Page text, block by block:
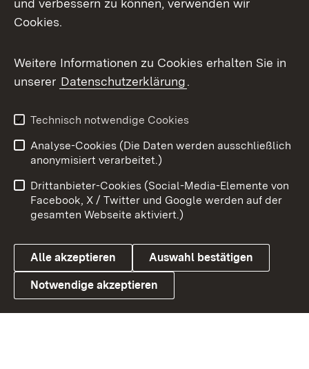
Facebook
X / Twitter
Youtube
Link zum Landesportal
Impressum
Kontakt
Barrierefreiheit
Datenschutz
Cookies
und verbessern zu können, verwenden wir
Cookies.
Weitere Informationen zu Cookies erhalten Sie in
unserer Datenschutzerklärung.
Technisch notwendige Cookies
Analyse-Cookies (Die Daten werden ausschließlich
anonymisiert verarbeitet.)
Drittanbieter-Cookies (Social-Media-Elemente von
Facebook, X / Twitter und Google werden auf der
gesamten Webseite aktiviert.)
Alle akzeptieren Auswahl bestätigen
Notwendige akzeptieren